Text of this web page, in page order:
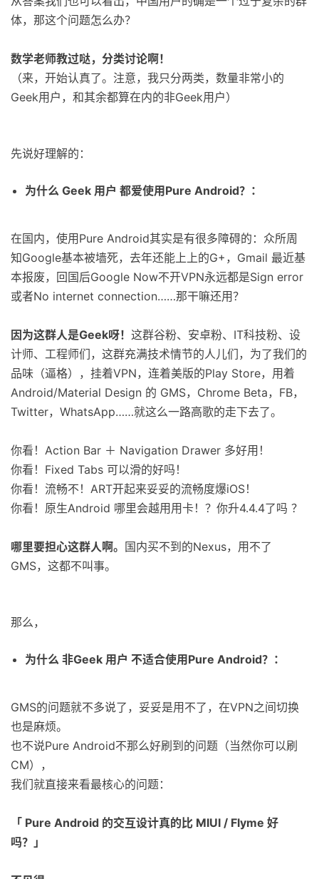
体，那这个问题怎么办？
数学老师教过哒，分类讨论啊！
（来，开始认真了。注意，我只分两类，数量非常小的
Geek用户，和其余都算在内的非Geek用户）
先说好理解的：
为什么 Geek 用户 都爱使用Pure Android？：
在国内，使用Pure Android其实是有很多障碍的：众所周
知Google基本被墙死，去年还能上上的G+，Gmail 最近基
本报废，回国后Google Now不开VPN永远都是Sign error
或者No internet connection……那干嘛还用？
因为这群人是Geek呀！ 这群谷粉、安卓粉、IT科技粉、设
计师、工程师们，这群充满技术情节的人儿们，为了我们的
品味（逼格），挂着VPN，连着美版的Play Store，用着
Android/Material Design 的 GMS，Chrome Beta，FB，
Twitter，WhatsApp……就这么一路高歌的走下去了。
你看！Action Bar ＋ Navigation Drawer 多好用！
你看！Fixed Tabs 可以滑的好吗！
你看！流畅不！ART开起来妥妥的流畅度爆iOS！
你看！原生Android 哪里会越用用卡！？你升4.4.4了吗 ？
哪里要担心这群人啊。 国内买不到的Nexus，用不了
GMS，这都不叫事。
那么，
为什么 非Geek 用户 不适合使用Pure Android？：
GMS的问题就不多说了，妥妥是用不了，在VPN之间切换
也是麻烦。
也不说Pure Android不那么好刷到的问题（当然你可以刷
CM），
我们就直接来看最核心的问题：
「 Pure Android 的交互设计真的比 MIUI / Flyme 好
吗？」